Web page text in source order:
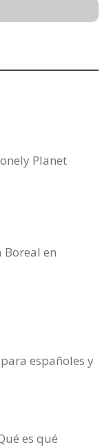
Planet
en
españoles y
es qué